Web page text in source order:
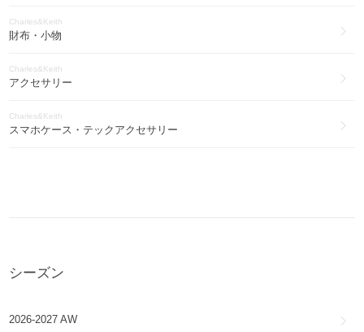
Charles&Keith
財布・小物
Charles&Keith
アクセサリー
Charles&Keith
スマホケース・テックアクセサリー
シーズン
2026-2027 AW